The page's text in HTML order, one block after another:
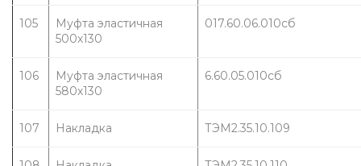
105
Муфта эластичная
500х130
017.60.06.010сб
106
Муфта эластичная
580х130
6.60.05.010сб
107 Накладка ТЭМ2.35.10.109